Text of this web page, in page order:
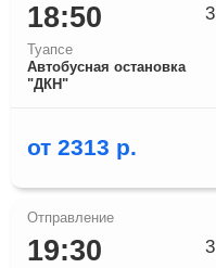
18:50
Туапсе
Автобусная остановка
"ДКН"
3
от 2313 р.
19:30 3